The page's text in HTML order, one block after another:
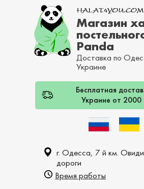
Магазин
Panda
Доставка по
Украине
Бесплатная
Украине от 2000
г. Одесса, 7 й км.
дороги
Время работы